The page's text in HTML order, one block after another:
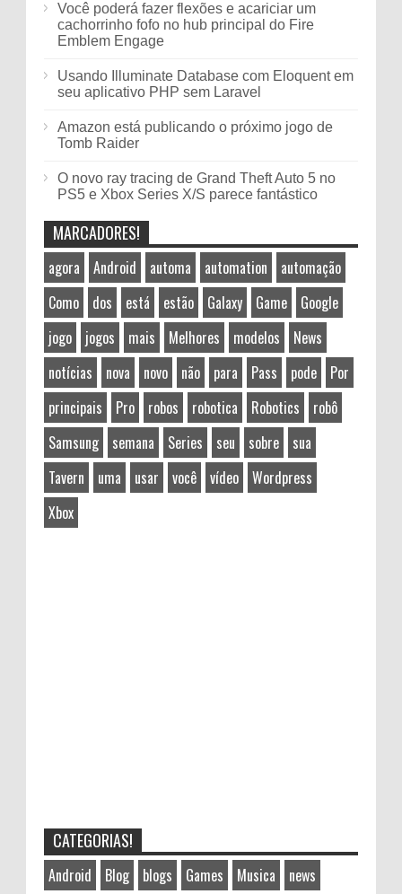
Você poderá fazer flexões e acariciar um
cachorrinho fofo no hub principal do Fire
Emblem Engage
Usando Illuminate Database com Eloquent em
seu aplicativo PHP sem Laravel
Amazon está publicando o próximo jogo de
Tomb Raider
O novo ray tracing de Grand Theft Auto 5 no
PS5 e Xbox Series X/S parece fantástico
MARCADORES!
agora Android automa automation
automação
Como
dos está estão Galaxy Game
Google
jogo
jogos mais Melhores modelos
News
notícias
nova novo não para Pass pode
Por
principais
Pro robos robotica Robotics
robô
Samsung
semana Series seu sobre
sua
Tavern
uma usar você vídeo
Wordpress
Xbox
CATEGORIAS!
Android Blog blogs Games Musica news